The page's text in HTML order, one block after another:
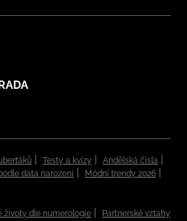
Testy a kvízy
Andělská čísla
data narození
Módní trendy 2026
životy dle numerologie
Partnerské vztahy